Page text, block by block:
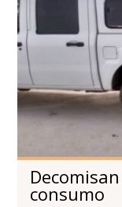
consumo